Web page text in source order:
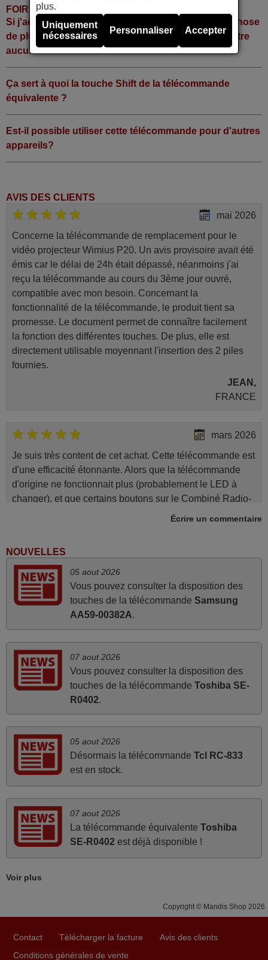
FOIRE AUX QUESTIONS
Si j'achète la télécommande, dois-je faire quelque chose
de plus ou fonctionne-t-elle directement sans y mettre
aucun code?
Ça sert à quoi la touche Shift de la télécommande
équivalente ?
Est-il possible utiliser cette télécommande pour d'autres
appareils?
AVIS DES CLIENTS
mai 2026
Concerne la télécommande de remplacement pour le
vidéo projecteur Wimius P20. Un avis provisoire avait été
émis car le délai de 24h était dépassé, néanmoins j'ai
reçu la télécommande au cours du 3ème jour ouvré,
compatible avec mon besoin. Concernant la
fonctionnalité de la télécommande, le produit tient sa
promesse. Le document permet de connaître facilement
la fonction des différentes touches. De plus, elle est
directement utilisable moyennant l'insertion des 2 piles
fournies.
JEAN,
FRANCE
mars 2026
Je suis très content de cet achat. Cette télécommande est
d'une efficacité étonnante. Alors que la télécommande
d'origine ne fonctionnait plus (probablement le LED à
changer), et que certains boutons sur le Combiné Radio-
K7-DVD étaient inopérants. Voilà de quoi donner une
Alain,
Tout bien.
deja traitée et expédiée Je vous en remercie d’avance et
attend la réception Encore merci
Parfait.. je recommande..!
Joel,
mars 2026
Écrire un commentaire
NOUVELLES
05 aout 2026
Vous pouvez consulter la disposition des
touches de la télécommande Samsung
AA59-00382A.
07 aout 2026
Vous pouvez consulter la disposition des
touches de la télécommande Toshiba SE-
R0402.
05 aout 2026
Désormais la télécommande Tcl RC-833
est en stock.
07 aout 2026
La télécommande équivalente Toshiba
SE-R0402 est déjà disponible !
Voir plus
Copyright © Mandis Shop 2026
Contact Télécharger la facture
Avis des clients
Conditions générales de vente
plus.
Uniquement
nécessaires
Personnaliser Accepter